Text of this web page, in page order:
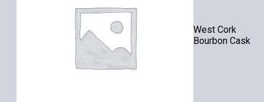
West Cork
Bourbon Cask